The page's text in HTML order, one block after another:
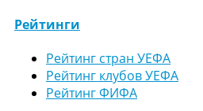
Рейтинги
Рейтинг стран УЕФА
Рейтинг клубов УЕФА
Рейтинг ФИФА